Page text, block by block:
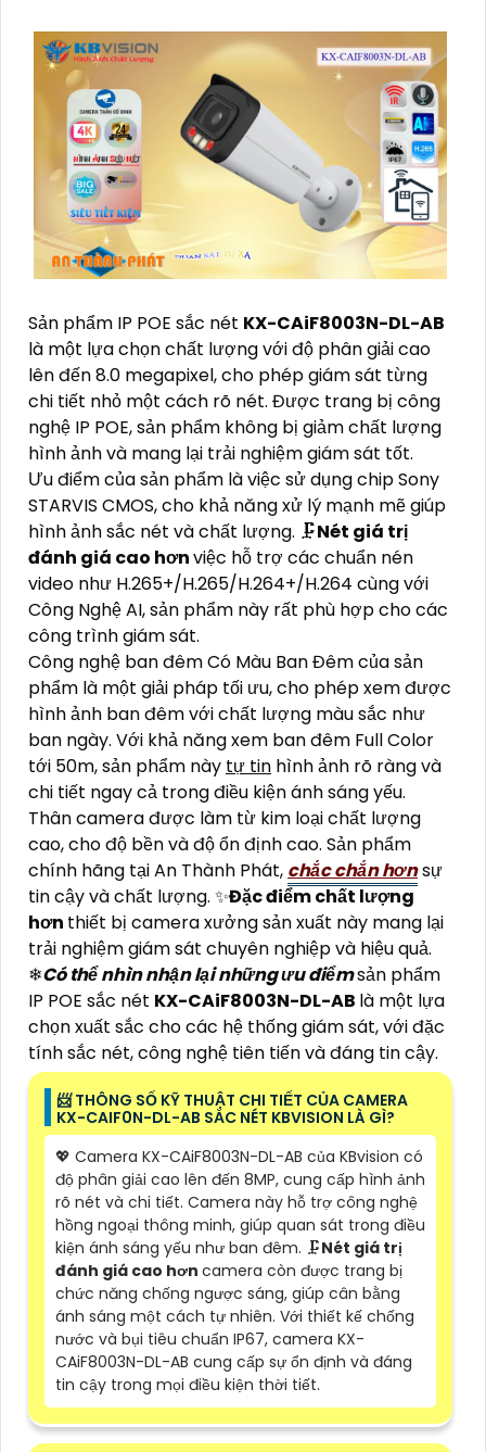
Sản phẩm IP POE sắc nét KX-CAiF8003N-DL-AB
là một lựa chọn chất lượng với độ phân giải cao
lên đến 8.0 megapixel, cho phép giám sát từng
chi tiết nhỏ một cách rõ nét. Được trang bị công
nghệ IP POE, sản phẩm không bị giảm chất lượng
hình ảnh và mang lại trải nghiệm giám sát tốt.
Ưu điểm của sản phẩm là việc sử dụng chip Sony
STARVIS CMOS, cho khả năng xử lý mạnh mẽ giúp
hình ảnh sắc nét và chất lượng. 🗜️Nét giá trị
đánh giá cao hơnviệc hỗ trợ các chuẩn nén
video như H.265+/H.265/H.264+/H.264 cùng với
Công Nghệ AI, sản phẩm này rất phù hợp cho các
công trình giám sát.
Công nghệ ban đêm Có Màu Ban Đêm của sản
phẩm là một giải pháp tối ưu, cho phép xem được
hình ảnh ban đêm với chất lượng màu sắc như
ban ngày. Với khả năng xem ban đêm Full Color
tới 50m, sản phẩm này tự tin hình ảnh rõ ràng và
chi tiết ngay cả trong điều kiện ánh sáng yếu.
Thân camera được làm từ kim loại chất lượng
cao, cho độ bền và độ ổn định cao. Sản phẩm
chính hãng tại An Thành Phát, chắc chắn hơnsự
tin cậy và chất lượng. ✨Đặc điểm chất lượng
hơn thiết bị camera xưởng sản xuất này mang lại
trải nghiệm giám sát chuyên nghiệp và hiệu quả.
❄Có thể nhìn nhận lại những ưu điểmsản phẩm
IP POE sắc nét KX-CAiF8003N-DL-AB là một lựa
chọn xuất sắc cho các hệ thống giám sát, với đặc
tính sắc nét, công nghệ tiên tiến và đáng tin cậy.
📨 THÔNG SỐ KỸ THUẬT CHI TIẾT CỦA CAMERA
KX-CAIF0N-DL-AB SẮC NÉT KBVISION LÀ GÌ?
💖 Camera KX-CAiF8003N-DL-AB của KBvision có
độ phân giải cao lên đến 8MP, cung cấp hình ảnh
rõ nét và chi tiết. Camera này hỗ trợ công nghệ
hồng ngoại thông minh, giúp quan sát trong điều
kiện ánh sáng yếu như ban đêm. 🗜️Nét giá trị
đánh giá cao hơn camera còn được trang bị
chức năng chống ngược sáng, giúp cân bằng
ánh sáng một cách tự nhiên. Với thiết kế chống
nước và bụi tiêu chuẩn IP67, camera KX-
CAiF8003N-DL-AB cung cấp sự ổn định và đáng
tin cậy trong mọi điều kiện thời tiết.